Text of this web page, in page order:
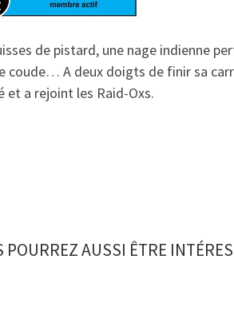
de pistard, une nage indienne
coude… A deux doigts de finir sa
et a rejoint les Raid-Oxs.
POURREZ AUSSI ÊTRE